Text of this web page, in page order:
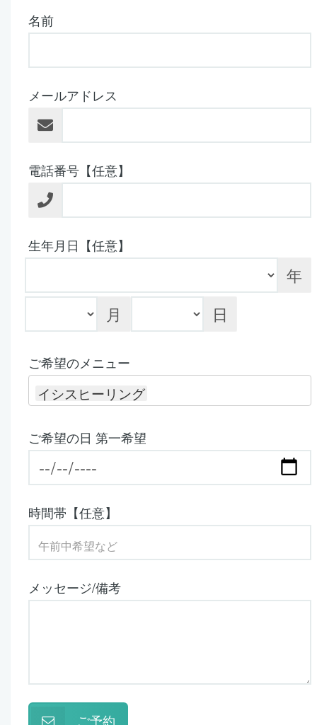
名前
メールアドレス
電話番号【任意】
生年月日【任意】
年
月
日
ご希望のメニュー
イシスヒーリング
ご希望の日 第一希望
時間帯【任意】
メッセージ/備考
ご予約